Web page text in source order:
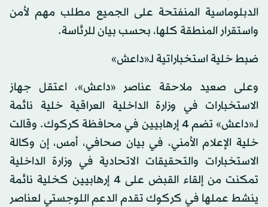
الدبلوماسية المنفتحة على الجميع مطلب مهم لأمن
واستقرار المنطقة كلها، بحسب بيان للرئاسة.
ضبط خلية استخباراتية لـ«داعش»
وعلى صعيد ملاحقة عناصر «داعش»، اعتقل جهاز
الاستخبارات في وزارة الداخلية العراقية خلية نائمة
لـ«داعش» تضم 4 إرهابيين في محافظة كركوك. وقالت
خلية الإعلام الأمني، في بيان صحافي، أمس، إن وكالة
الاستخبارات والتحقيقات الاتحادية في وزارة الداخلية
تمكنت من إلقاء القبض على 4 إرهابيين كخلية نائمة
ينشط عملها في كركوك تقدم الدعم اللوجستي لعناصر